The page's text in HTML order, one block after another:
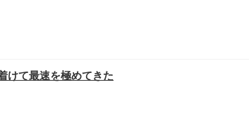
けて最速を極めてきた